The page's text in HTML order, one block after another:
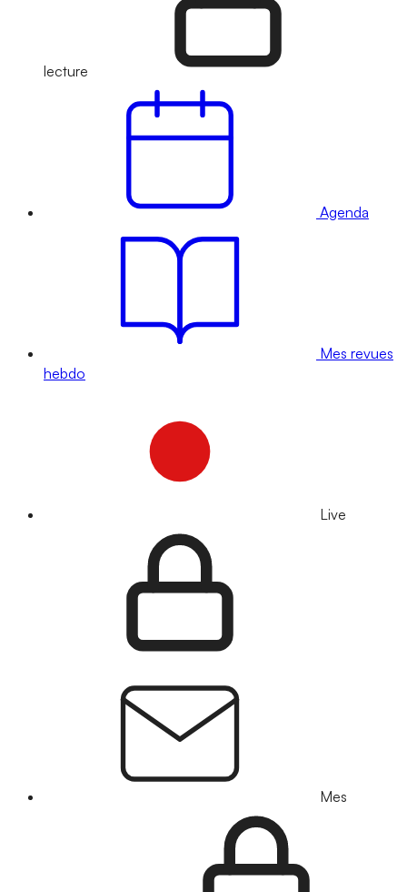
lecture
Agenda
Mes revues
hebdo
Live
Mes